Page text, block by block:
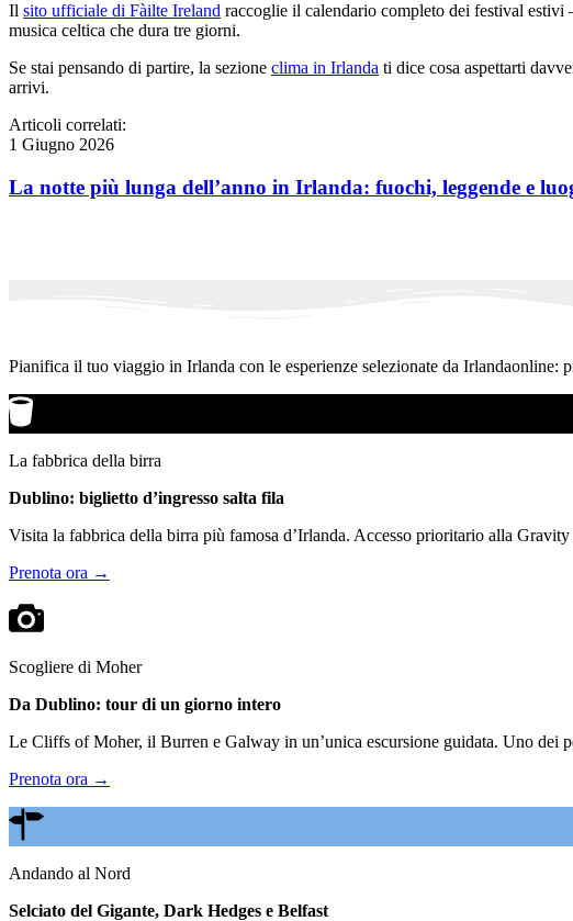
Il sito ufficiale di Fàilte Ireland raccoglie il calendario completo dei festival
musica celtica che dura tre giorni.
Se stai pensando di partire, la sezione clima in Irlanda ti dice cosa aspettarti
arrivi.
Articoli correlati:
1 Giugno 2026
La notte più lunga dell’anno in Irlanda: fuochi, leggende e
Pianifica il tuo viaggio in Irlanda con le esperienze selezionate da Irlandaonline:
La fabbrica della birra
Dublino: biglietto d’ingresso salta fila
Visita la fabbrica della birra più famosa d’Irlanda. Accesso prioritario alla
Prenota ora →
Scogliere di Moher
Da Dublino: tour di un giorno intero
Le Cliffs of Moher, il Burren e Galway in un’unica escursione guidata. Uno dei
Prenota ora →
Andando al Nord
Selciato del Gigante, Dark Hedges e Belfast